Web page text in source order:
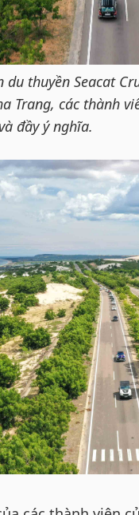
thuyền Seacat
Trang, các thành
đầy ý nghĩa.